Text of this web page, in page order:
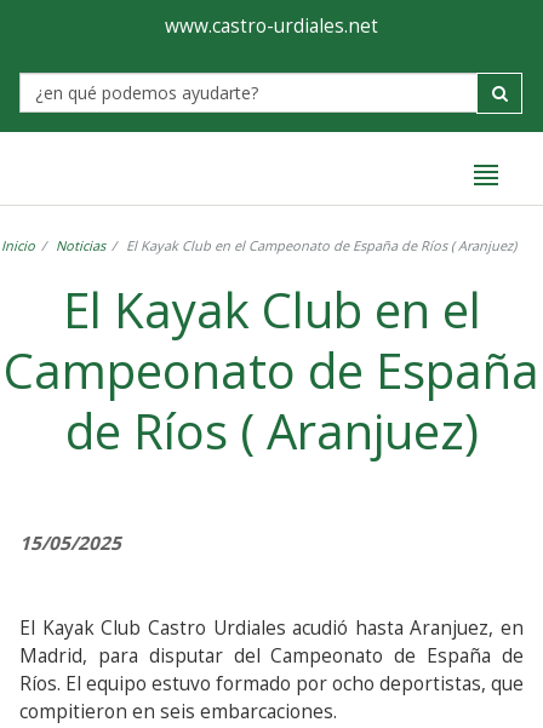
Ayuntamiento
de
Castro-
www.castro-urdiales.net
Label
Inicio Noticias El Kayak Club en el Campeonato de España de Ríos ( Aranjuez)
El Kayak Club en el
Campeonato de España
de Ríos ( Aranjuez)
15/05/2025
El Kayak Club Castro Urdiales acudió hasta Aranjuez, en
Madrid, para disputar del Campeonato de España de
Ríos. El equipo estuvo formado por ocho deportistas, que
compitieron en seis embarcaciones.